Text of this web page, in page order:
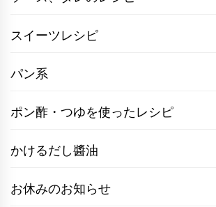
スイーツレシピ
パン系
ポン酢・つゆを使ったレシピ
かけるだし醬油
お休みのお知らせ